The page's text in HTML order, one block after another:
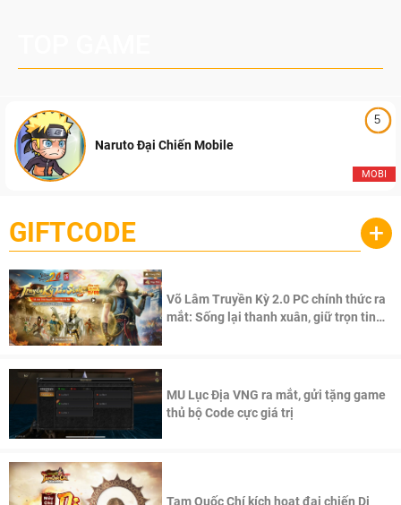
5
MOBI
Naruto Đại Chiến Mobile
GIFTCODE +
Võ Lâm Truyền Kỳ 2.0 PC chính thức ra
mắt: Sống lại thanh xuân, giữ trọn tinh
MU Lục Địa VNG ra mắt, gửi tặng game
thủ bộ Code cực giá trị
Tam Quốc Chí kích hoạt đại chiến Di